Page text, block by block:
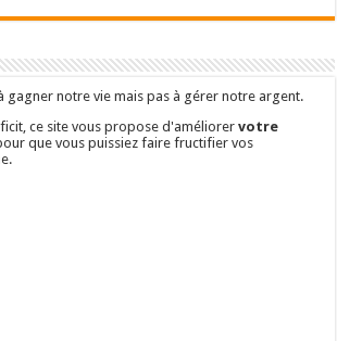
gagner notre vie mais pas à gérer notre argent.
ce site vous propose d'améliorervotre
que vous puissiez faire fructifier vos